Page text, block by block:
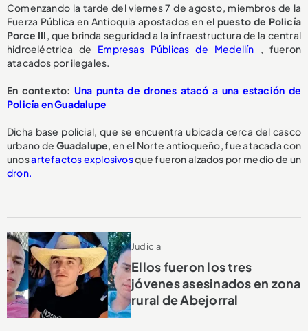
Comenzando la tarde del viernes 7 de agosto, miembros de la
Fuerza Pública en Antioquia apostados en el puesto de Policía
Porce III, que brinda seguridad a la infraestructura de la central
hidroeléctrica de Empresas Públicas de Medellín , fueron
atacados por ilegales.
En contexto: Una punta de drones atacó a una estación de
Policía en Guadalupe
Dicha base policial, que se encuentra ubicada cerca del casco
urbano de Guadalupe, en el Norte antioqueño, fue atacada con
unosartefactos explosivosque fueron alzados por medio de un
dron.
Judicial
Ellos fueron los tres
jóvenes asesinados en zona
rural de Abejorral